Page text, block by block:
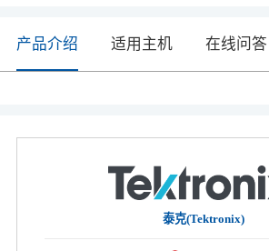
产品介绍 适用主机 在线问答
泰克(Tektronix)